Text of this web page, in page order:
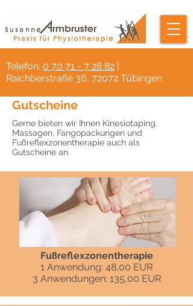
Telefon: 0 70 71 - 7 28 82 |
Raichberstraße 36, 72072 Tübingen
Gutscheine
Gerne bieten wir Ihnen Kinesiotaping,
Massagen, Fangopackungen und
Fußreflexzonentherapie auch als
Gutscheine an.
Fußreflexzonentherapie
1 Anwendung: 48,00 EUR
3 Anwendungen: 135,00 EUR